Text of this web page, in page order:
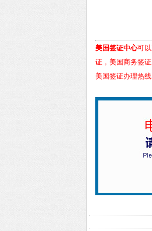
美国签证中心可
证，美国商务签
美国签证办理热